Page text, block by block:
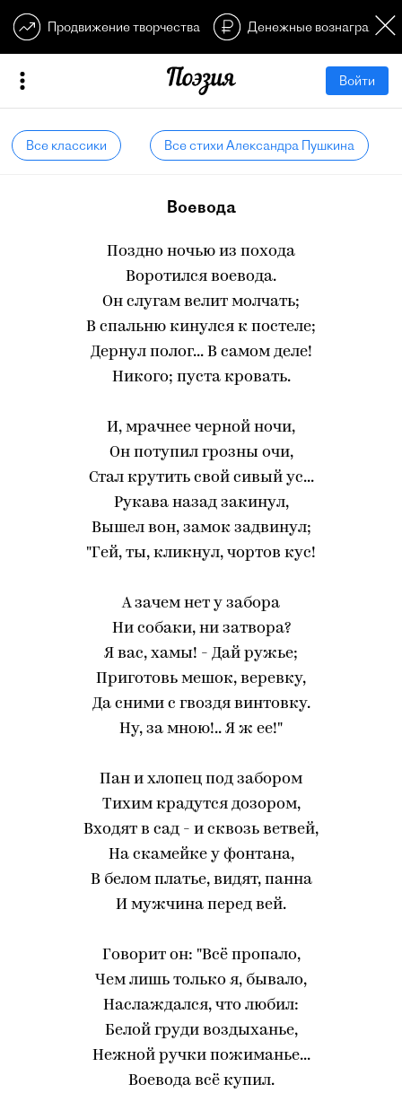
Продвижение творчества Денежные
Войти
Все классики Все стихи Александра Пушкина
Воевода
Поздно ночью из похода
Воротился воевода.
Он слугам велит молчать;
В спальню кинулся к постеле;
Дернул полог... В самом деле!
Никого; пуста кровать.
И, мрачнее черной ночи,
Он потупил грозны очи,
Стал крутить свой сивый ус...
Рукава назад закинул,
Вышел вон, замок задвинул;
"Гей, ты, кликнул, чортов кус!
А зачем нет у забора
Ни собаки, ни затвора?
Я вас, хамы! - Дай ружье;
Приготовь мешок, веревку,
Да сними с гвоздя винтовку.
Ну, за мною!.. Я ж ее!"
Пан и хлопец под забором
Тихим крадутся дозором,
Входят в сад - и сквозь ветвей,
На скамейке у фонтана,
В белом платье, видят, панна
И мужчина перед вей.
Говорит он: "Всё пропало,
Чем лишь только я, бывало,
Наслаждался, что любил:
Белой груди воздыханье,
Нежной ручки пожиманье...
Воевода всё купил.